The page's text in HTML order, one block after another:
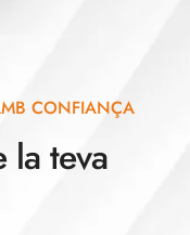
CONFIANÇA
la teva